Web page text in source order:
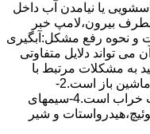
یا نیامدن آب داخل
ﺑﯿﺮون،ﻻﻣﭗ ﺧﺒﺮ
و نحوه رﻓﻊ مشکل:آبگیری
می تواند دلایل متفاوتی
به مشکلات مرتبط با
آبگیری لباسشویی مراجعه کنید.1-درب ﻣﺎﺷﯿﻦ ﺑﺎز اﺳﺖ.2-
ﻣﯿﮑﺮوﺳﻮﺋﯿﭻ ﺧﺮاب اﺳﺖ.3-ﻫﯿﺪرواﺳﺘﺎت ﺧﺮاب اﺳﺖ.4-سیمهای
و ﺷﯿﺮ